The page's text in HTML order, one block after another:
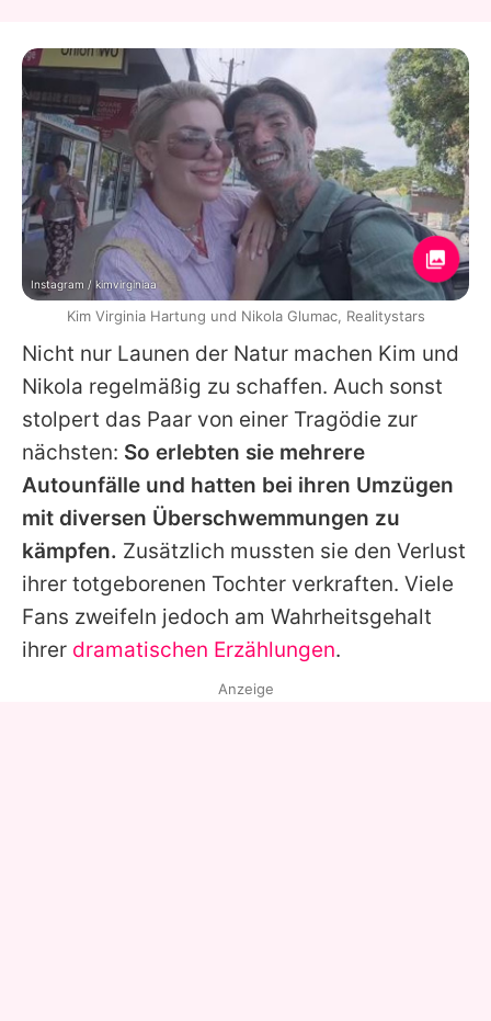
Nicht nur Launen der Natur machen Kim und
Nikola regelmäßig zu schaffen. Auch sonst
stolpert das Paar von einer Tragödie zur
nächsten: So erlebten sie mehrere
Autounfälle und hatten bei ihren Umzügen
mit diversen Überschwemmungen zu
kämpfen. Zusätzlich mussten sie den Verlust
ihrer totgeborenen Tochter verkraften. Viele
Fans zweifeln jedoch am Wahrheitsgehalt
ihrer dramatischen Erzählungen.
Instagram / kimvirginiaa
Kim Virginia Hartung und Nikola Glumac, Realitystars
Anzeige